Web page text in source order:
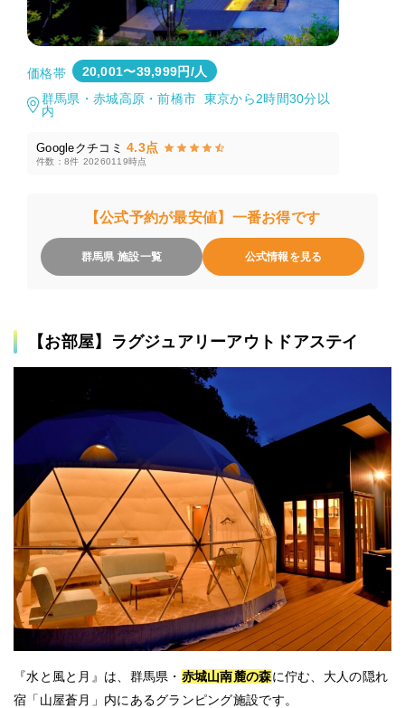
価格帯
20,001〜39,999円/人
群馬県・赤城高原・前橋市 東京から2時間30分以
内
Googleクチコミ 4.3点
件数：8件 20260119時点
【公式予約が最安値】一番お得です
群馬県 施設一覧 公式情報を見る
【お部屋】ラグジュアリーアウトドアステイ
『水と風と月』は、群馬県・ 赤城山南麓の森に佇む、大人の隠れ
宿「山屋蒼月」内にあるグランピング施設です。